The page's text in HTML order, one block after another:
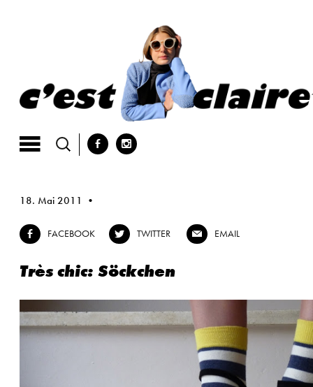
b x
18. Mai 2011
b FACEBOOK a TWITTER @ EMAIL
Très chic: Söckchen